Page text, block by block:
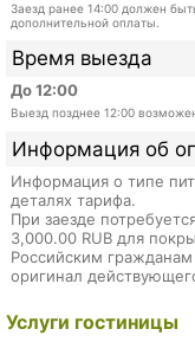
Заезд ранее 14:00 должен
дополнительной оплаты.
Время выезда
До 12:00
Выезд позднее 12:00
Информация об
Информация о типе
деталях тарифа.
При заезде
3,000.00 RUB для
Российским
оригинал
Услуги гостиницы